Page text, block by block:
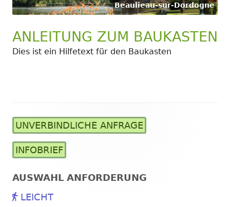
Beaulieau-sur-Dordogne
ANLEITUNG ZUM BAUKASTEN
Dies ist ein Hilfetext für den Baukasten
Haupt-
Seitenleiste
UNVERBINDLICHE ANFRAGE
INFOBRIEF
AUSWAHL ANFORDERUNG
LEICHT